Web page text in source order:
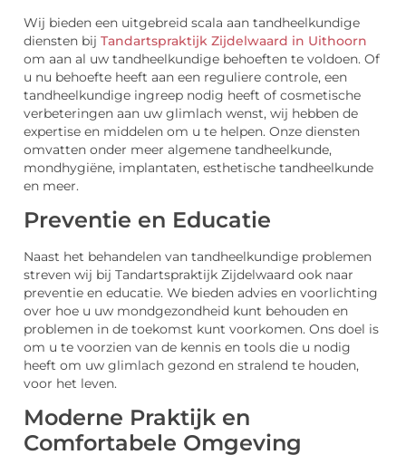
Wij bieden een uitgebreid scala aan tandheelkundige
diensten bij Tandartspraktijk Zijdelwaard in Uithoorn
om aan al uw tandheelkundige behoeften te voldoen. Of
u nu behoefte heeft aan een reguliere controle, een
tandheelkundige ingreep nodig heeft of cosmetische
verbeteringen aan uw glimlach wenst, wij hebben de
expertise en middelen om u te helpen. Onze diensten
omvatten onder meer algemene tandheelkunde,
mondhygiëne, implantaten, esthetische tandheelkunde
en meer.
Preventie en Educatie
Naast het behandelen van tandheelkundige problemen
streven wij bij Tandartspraktijk Zijdelwaard ook naar
preventie en educatie. We bieden advies en voorlichting
over hoe u uw mondgezondheid kunt behouden en
problemen in de toekomst kunt voorkomen. Ons doel is
om u te voorzien van de kennis en tools die u nodig
heeft om uw glimlach gezond en stralend te houden,
voor het leven.
Moderne Praktijk en
Comfortabele Omgeving